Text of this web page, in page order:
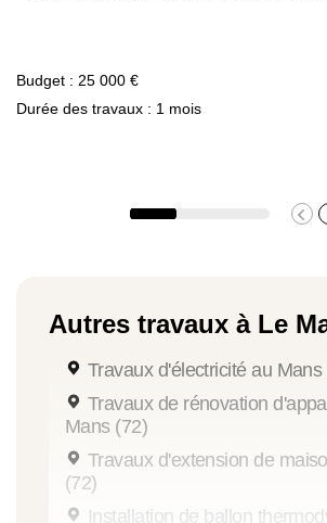
Budget : 25 000 €
Durée des travaux : 1 mois
Autres travaux à Le
Travaux d'électricité au Mans
Travaux de rénovation
Mans (72)
Travaux d'extension de
(72)
Installation de ballon